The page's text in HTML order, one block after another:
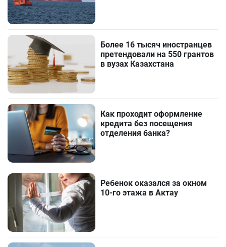
Более 16 тысяч иностранцев
претендовали на 550 грантов
в вузах Казахстана
Как проходит оформление
кредита без посещения
отделения банка?
Ребенок оказался за окном
10-го этажа в Актау